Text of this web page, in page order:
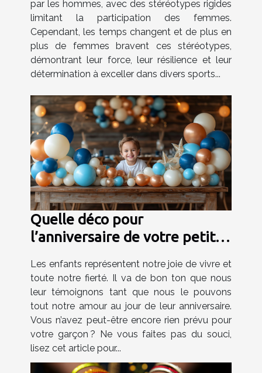
par les hommes, avec des stéréotypes rigides
limitant la participation des femmes.
Cependant, les temps changent et de plus en
plus de femmes bravent ces stéréotypes,
démontrant leur force, leur résilience et leur
détermination à exceller dans divers sports...
Quelle déco pour
l’anniversaire de votre petit
Les enfants représentent notre joie de vivre et
toute notre fierté. Il va de bon ton que nous
leur témoignons tant que nous le pouvons
tout notre amour au jour de leur anniversaire.
Vous n’avez peut-être encore rien prévu pour
votre garçon ? Ne vous faites pas du souci,
lisez cet article pour...